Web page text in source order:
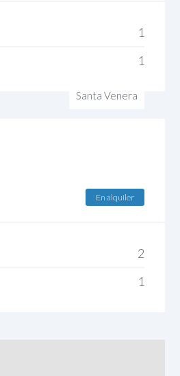
1
1
Santa Venera
En alquiler
2
1